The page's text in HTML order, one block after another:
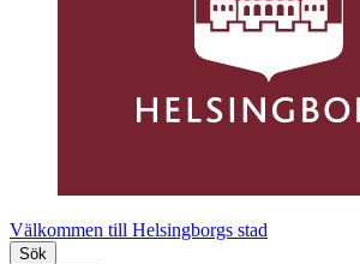
Välkommen till Helsingborgs stad
Sök